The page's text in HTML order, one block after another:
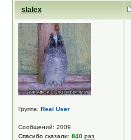
slalex
Группа: Real User
Сообщений: 2009
Спасибо сказали: 840 раз